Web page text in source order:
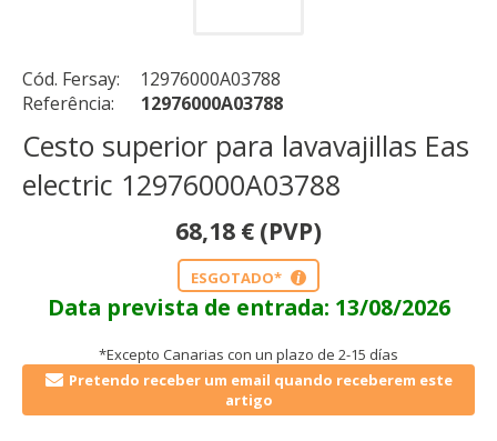
Cód. Fersay:
12976000A03788
Referência:
12976000A03788
Cesto superior para lavavajillas Eas
electric 12976000A03788
68,18 € (PVP)
ESGOTADO* i
Data prevista de entrada: 13/08/2026
*Excepto Canarias con un plazo de 2-15 días
Pretendo receber um email quando receberem este
artigo